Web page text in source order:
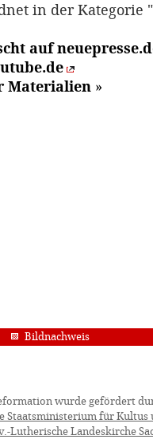
in der Kategorie
auf
Materialien »
Bildnachweis
wurde gefördert
Staatsministerium für Kultus
Lutherische Landeskirche